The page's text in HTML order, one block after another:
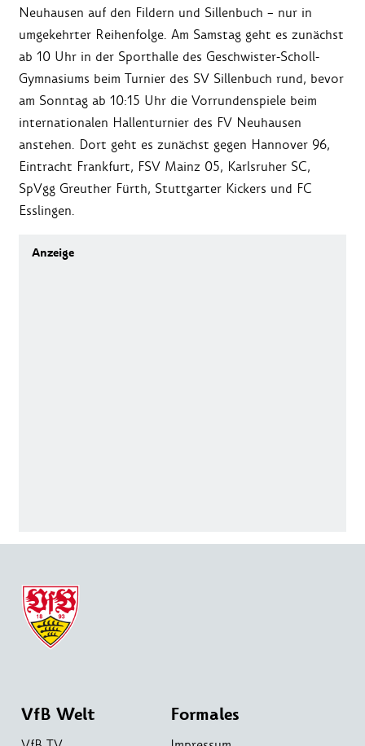
Neuhausen auf den Fildern und Sillenbuch – nur in
umgekehrter Reihenfolge. Am Samstag geht es zunächst
ab 10 Uhr in der Sporthalle des Geschwister-Scholl-
Gymnasiums beim Turnier des SV Sillenbuch rund, bevor
am Sonntag ab 10:15 Uhr die Vorrundenspiele beim
internationalen Hallenturnier des FV Neuhausen
anstehen. Dort geht es zunächst gegen Hannover 96,
Eintracht Frankfurt, FSV Mainz 05, Karlsruher SC,
SpVgg Greuther Fürth, Stuttgarter Kickers und FC
Esslingen.
VfB Welt Formales